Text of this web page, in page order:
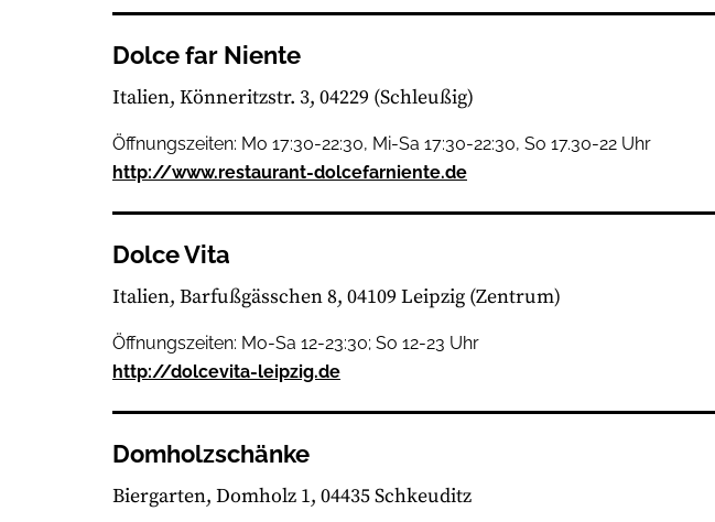
Dolce far Niente
Italien Könneritzstr. 3, 04229 (Schleußig)
Öffnungszeiten: Mo 17:30-22:30, Mi-Sa 17:30-22:30, So 17.30-22 Uhr
http://www.restaurant-dolcefarniente.de
Dolce Vita
Italien Barfußgässchen 8, 04109 Leipzig (Zentrum)
Öffnungszeiten: Mo-Sa 12-23:30; So 12-23 Uhr
http://dolcevita-leipzig.de
Domholzschänke
Biergarten Domholz 1, 04435 Schkeuditz